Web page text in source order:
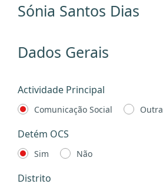
Sónia Santos Dias
Dados Gerais
Actividade Principal
Comunicação Social Outra
Detém OCS
Sim Não
Distrito